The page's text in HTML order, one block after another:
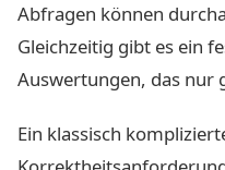
Abfragen können
Gleichzeitig gibt es ein
Auswertungen, das nur
Ein klassisch